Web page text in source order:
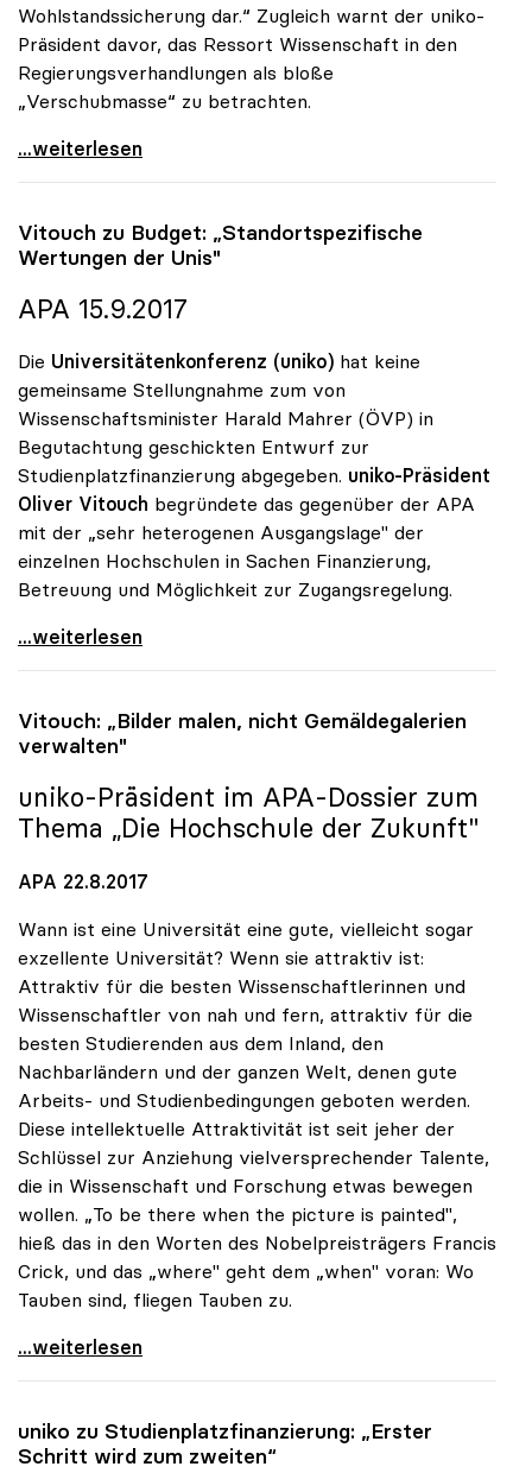
Wohlstandssicherung dar.“ Zugleich warnt der uniko-
Präsident davor, das Ressort Wissenschaft in den
Regierungsverhandlungen als bloße
„Verschubmasse“ zu betrachten.
uniko-Präsident: „Wissenschaft ist keine
...weiterlesen
Vitouch zu Budget: „Standortspezifische
Wertungen der Unis"
APA 15.9.2017
Die Universitätenkonferenz (uniko) hat keine
gemeinsame Stellungnahme zum von
Wissenschaftsminister Harald Mahrer (ÖVP) in
Begutachtung geschickten Entwurf zur
Studienplatzfinanzierung abgegeben. uniko-Präsident
Oliver Vitouch begründete das gegenüber der APA
mit der „sehr heterogenen Ausgangslage" der
einzelnen Hochschulen in Sachen Finanzierung,
Betreuung und Möglichkeit zur Zugangsregelung.
Vitouch zu Budget: „Standortspezifische Wertungen
...weiterlesen
Vitouch: „Bilder malen, nicht Gemäldegalerien
verwalten"
uniko-Präsident im APA-Dossier zum
Thema „Die Hochschule der Zukunft"
APA 22.8.2017
Wann ist eine Universität eine gute, vielleicht sogar
exzellente Universität? Wenn sie attraktiv ist:
Attraktiv für die besten Wissenschaftlerinnen und
Wissenschaftler von nah und fern, attraktiv für die
besten Studierenden aus dem Inland, den
Nachbarländern und der ganzen Welt, denen gute
Arbeits- und Studienbedingungen geboten werden.
Diese intellektuelle Attraktivität ist seit jeher der
Schlüssel zur Anziehung vielversprechender Talente,
die in Wissenschaft und Forschung etwas bewegen
wollen. „To be there when the picture is painted",
hieß das in den Worten des Nobelpreisträgers Francis
Crick, und das „where" geht dem „when" voran: Wo
Tauben sind, fliegen Tauben zu.
Vitouch: „Bilder malen, nicht Gemäldegalerien
...weiterlesen
uniko zu Studienplatzfinanzierung: „Erster
Schritt wird zum zweiten“